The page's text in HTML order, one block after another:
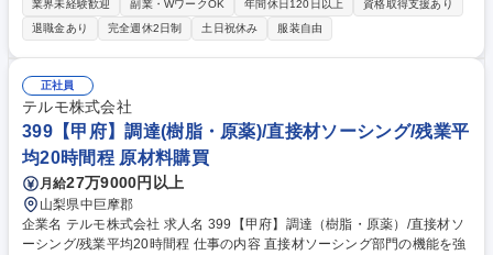
てのキャリアを形成できる環境です。 【業務内容】医薬品開発,有機合成,
素材開発,化粧品開発,分析,動物実験等 【配属先について】大手企業が9
割、チーム配属が基本で1社複数名の配属 となりますので、教育体制が充
実しています。 【配属期間】3～5年、長い方は10年以上も同じ常駐先で
勤務しています。 募集職種 ●教育研修充実!【山梨/研究職】未経験歓迎/京
都大学・都立大学に研修ラボ保有
業界未経験歓迎 副業・WワークOK 年間休日120日以上
資格取得支援あり
退職金あり
完全週休2日制 土日祝休み 服装自由
正社員
テルモ株式会社
399【甲府】調達(樹脂・原薬)/直接材ソーシング/残業平
均20時間程 原材料購買
月給27万9000円以上
山梨県中巨摩郡
企業名 テルモ株式会社 求人名 399【甲府】調達（樹脂・原薬）/直接材ソ
ーシング/残業平均20時間程 仕事の内容 直接材ソーシング部門の機能を強